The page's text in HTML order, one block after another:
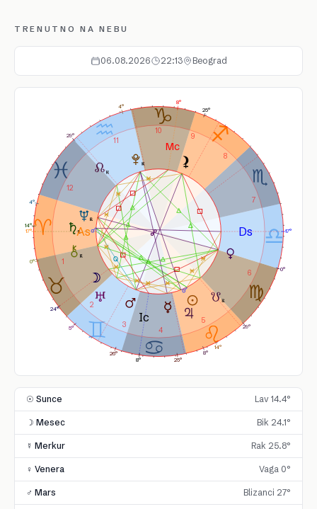
TRENUTNO NA NEBU
06.08.2026 22:13 Beograd
1
2
3
4
5
6
7
8
9
10
11
12
14°
24°
25°
0°
26° 8°
14°
5°
4°
4°
29°
0°
17°
8°
17°
8°
25°
29°
☉ Sunce Lav 14.4°
☽ Mesec Bik 24.1°
☿ Merkur Rak 25.8°
♀ Venera Vaga 0°
♂ Mars Blizanci 27°